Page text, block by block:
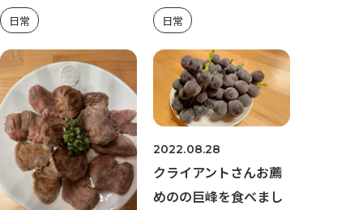
日常 日常
2022.08.28
クライアントさんお薦
めのの巨峰を食べまし